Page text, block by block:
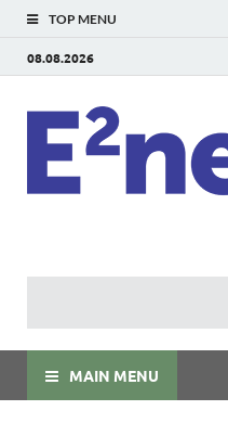
TOP MENU
08.08.2026
MAIN MENU